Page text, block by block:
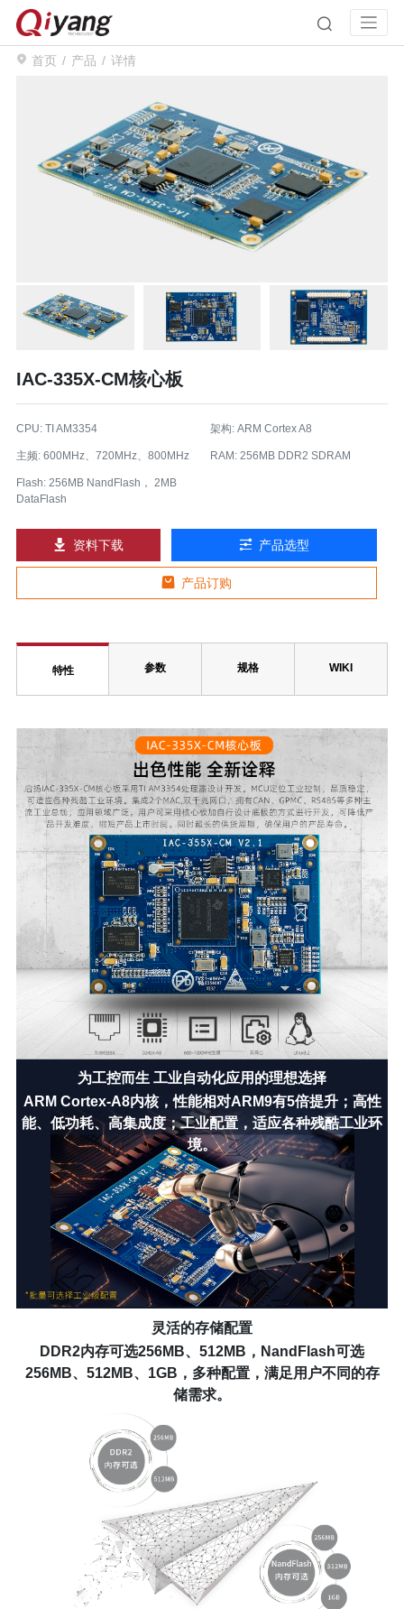
首页 产品 详情
IAC-335X-CM核心板
CPU: TI AM3354 架构: ARM Cortex A8
主频: 600MHz、720MHz、800MHz RAM: 256MB DDR2 SDRAM
Flash: 256MB NandFlash， 2MB
DataFlash
资料下载 产品选型
产品订购
特性 参数 规格 WIKI
为工控而生 工业自动化应用的理想选择
ARM Cortex-A8内核，性能相对ARM9有5倍提升；高性
能、低功耗、高集成度；工业配置，适应各种残酷工业环
境。
灵活的存储配置
DDR2内存可选256MB、512MB，NandFlash可选
256MB、512MB、1GB，多种配置，满足用户不同的存
储需求。